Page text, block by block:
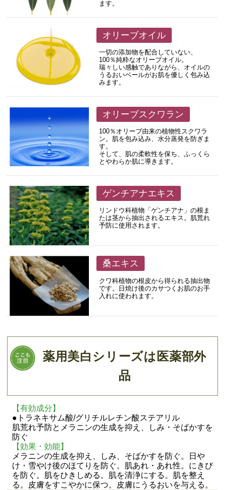
ます。
オリーブオイル
一切の添加物を配合していない、
100％純粋なオリーブオイル。
瑞々しい感触でありながら、オイルの
うるおいベールがお肌を優しく包み込
みます。
オリーブスクワラン
100％オリーブ由来の植物性スクワラ
ン。肌を包み込み、水分蒸発を防ぎま
す。
そして、肌の柔軟性を保ち、ふっくら
とやわらか肌に導きます。
ゲンチアナエキス
リンドウ科植物「ゲンチアナ」の根ま
たは茎から抽出されるエキス。肌荒れ
予防に使用されます。
桑エキス
クワ科植物の根皮から得られる抽出物
です。日焼け後のカサつくお肌のお手
入れに使われます。
薬用美白シリーズは医薬部外
品
【有効成分】
●トラネキサム酸/グリチルレチン酸ステアリル
肌荒れ予防とメラニンの生成を抑え、しみ・そばかすを
防ぐ
【効果・効能】
メラニンの生成を抑え、しみ、そばかすを防ぐ。日や
け・雪やけ後のほてりを防ぐ。肌あれ・あれ性。にきび
を防ぐ。肌をひきしめる。肌を清浄にする。肌を整え
る。皮膚をすこやかに保つ。皮膚にうるおいを与える。